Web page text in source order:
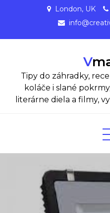
London, UK
Tipy do záhradky,
koláče i slané
literárne diela a filmy,